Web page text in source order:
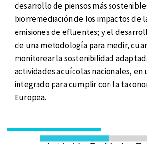
desarrollo de piensos más
biorremediación de los impactos de
emisiones de efluentes; y el
de una metodología para medir,
monitorear la sostenibilidad
actividades acuícolas nacionales, en
integrado para cumplir con la
Europea.